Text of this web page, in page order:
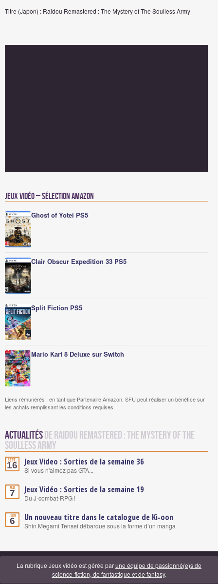
Titre (Japon) : Raidou Remastered : The Mystery of The Soulless Army
Jeux vidéo – Sélection Amazon
Ghost of Yotei PS5
Clair Obscur Expedition 33 PS5
Split Fiction PS5
Mario Kart 8 Deluxe sur Switch
Liens rémunérés : en tant que Partenaire Amazon, SFU peut réaliser un bénéfice sur
les achats remplissant les conditions requises.
Actualitésde Raidou Remastered : The Mystery of The
Soulless Army
Sept.
16 Jeux Video : Sorties de la semaine 36
Si vous n'aimez pas GTA...
Mai
7 Jeux Vidéo : Sorties de la semaine 19
Du J-combat-RPG !
Juin
6 Un nouveau titre dans le catalogue de Ki-oon
Shin Megami Tensei débarque sous la forme d’un manga
La rubrique Jeux vidéo est gérée parune équipe de passionné(e)s de
science-fiction, de fantastique et de fantasy.